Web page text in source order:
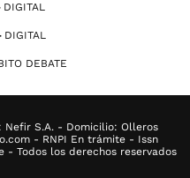
DIGITAL
DIGITAL
DEBATE
S.A. - Domicilio: Olleros
- RNPI En trámite - Issn
- Todos los derechos reservados